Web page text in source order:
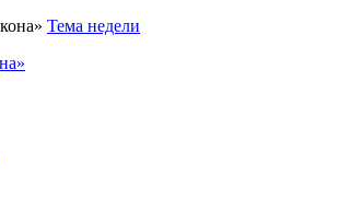
Тема недели